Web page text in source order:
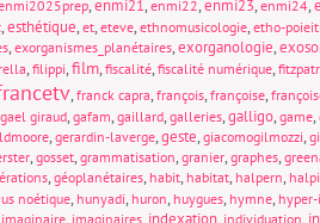
,enmi21, enmi22,enmi23, enmi24,
,esthétique, et, eteve, ethnomusicologie, etho-
, exorganismes_planétaires,exorganologie,
, filippi,film, fiscalité, fiscalité numérique,
, franck capra, françois, françoise,
gael giraud, gafam, gaillard, galleries,galligo, game,
, gerardin-laverge,geste, giacomogilmozzi,
, gosset, grammatisation, granier, graphes,
, géoplanétaires, habit, habitat, halpern,
noétique, hunyadi, huron, huygues, hymne,
imaginaire, imaginaires, indexation, individuation,